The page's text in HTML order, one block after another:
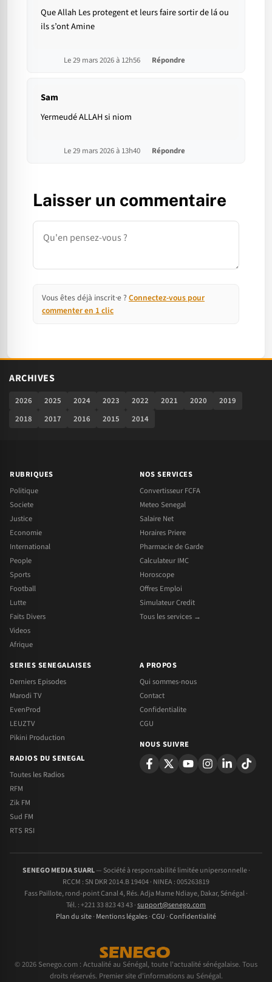
Que Allah Les protegent et leurs faire sortir de lá ou
ils s’ont Amine
Le 29 mars 2026 à 12h56 Répondre
Sam
Yermeudé ALLAH si niom
Le 29 mars 2026 à 13h40 Répondre
Laisser un commentaire
Commentaire
Vous êtes déjà inscrit·e ? Connectez-vous pour
commenter en 1 clic
ARCHIVES
2026 2025 2024 2023 2022 2021 2020
2019
2018
2017 2016 2015 2014
RUBRIQUES
Politique
Societe
Justice
Economie
International
People
Sports
Football
Lutte
Faits Divers
Videos
Afrique
NOS SERVICES
Convertisseur FCFA
Meteo Senegal
Salaire Net
Horaires Priere
Pharmacie de Garde
Calculateur IMC
Horoscope
Offres Emploi
Simulateur Credit
Tous les services →
SERIES SENEGALAISES
Derniers Episodes
Marodi TV
EvenProd
LEUZTV
Pikini Production
RADIOS DU SENEGAL
Toutes les Radios
RFM
Zik FM
Sud FM
RTS RSI
A PROPOS
Qui sommes-nous
Contact
Confidentialite
CGU
NOUS SUIVRE
SENEGO MEDIA SUARL— Société à responsabilité limitée unipersonnelle ·
RCCM : SN DKR 2014.B 19404 · NINEA : 005263819
Fass Paillote, rond-point Canal 4, Rés. Adja Mame Ndiaye, Dakar, Sénégal ·
Tél. : +221 33 823 43 43 ·support@senego.com
Plan du site· Mentions légales·CGU ·Confidentialité
© 2026 Senego.com : Actualité au Sénégal, toute l'actualité sénégalaise. Tous
droits réservés. Premier site d'informations au Sénégal.